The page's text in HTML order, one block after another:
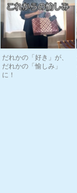
だれかの「好き」が、
だれかの「愉しみ」
に！